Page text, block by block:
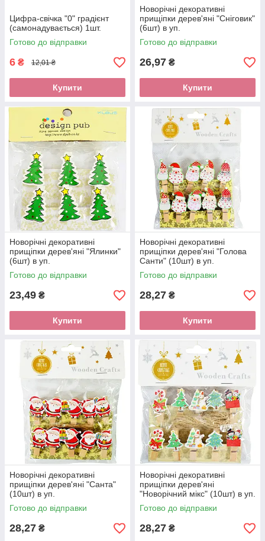
Цифра-свічка "0" градієнт
(самонадувається) 1шт.
Готово до відправки
6 ₴ 12,01 ₴
Купити
Новорічні декоративні
прищіпки дерев'яні "Сніговик"
(6шт) в уп.
Готово до відправки
26,97 ₴
Купити
Новорічні декоративні
прищіпки дерев'яні "Ялинки"
(6шт) в уп.
Готово до відправки
23,49 ₴
Купити
Новорічні декоративні
прищіпки дерев'яні "Голова
Санти" (10шт) в уп.
Готово до відправки
28,27 ₴
Купити
Новорічні декоративні
прищіпки дерев'яні "Санта"
(10шт) в уп.
Готово до відправки
28,27 ₴
Новорічні декоративні
прищіпки дерев'яні
"Новорічний мікс" (10шт) в уп.
Готово до відправки
28,27 ₴